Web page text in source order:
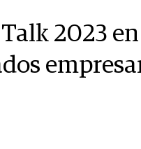
2023